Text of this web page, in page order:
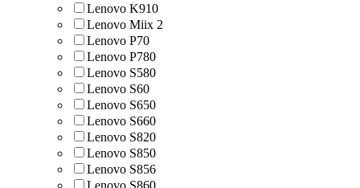
Lenovo K910
Lenovo Miix 2
Lenovo P70
Lenovo P780
Lenovo S580
Lenovo S60
Lenovo S650
Lenovo S660
Lenovo S820
Lenovo S850
Lenovo S856
Lenovo S860